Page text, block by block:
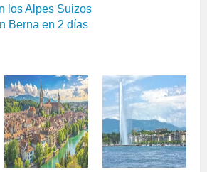
los Alpes Suizos
Berna en 2 días